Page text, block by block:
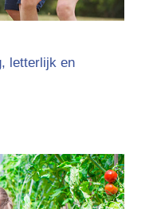
letterlijk en